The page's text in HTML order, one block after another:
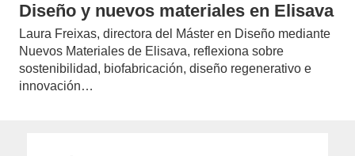
Diseño y nuevos materiales en Elisava
Laura Freixas, directora del Máster en Diseño mediante
Nuevos Materiales de Elisava, reflexiona sobre
sostenibilidad, biofabricación, diseño regenerativo e
innovación…